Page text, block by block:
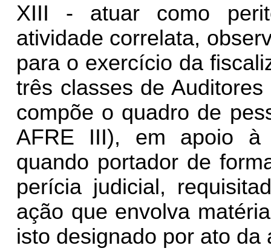
XIII - atuar como
atividade correlata,
para o exercício da
três classes de
compõe o quadro de
AFRE III), em apoio à
quando portador de
perícia judicial,
ação que envolva
isto designado por ato da